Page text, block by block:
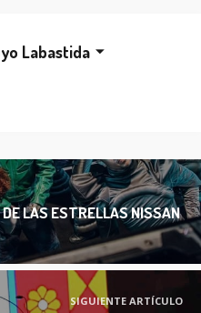
Labastida
LAS ESTRELLAS NISSAN
SIGUIENTE ARTÍCULO